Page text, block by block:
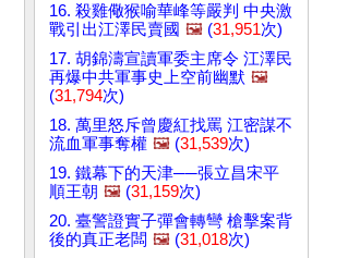
16. 殺雞儆猴喻華峰等嚴判 中央激
戰引出江澤民賣國 🖼️ (31,951次)
17. 胡錦濤宣讀軍委主席令 江澤民
再爆中共軍事史上空前幽默 🖼️
(31,794次)
18. 萬里怒斥曾慶紅找罵 江密謀不
流血軍事奪權 🖼️ (31,539次)
19. 鐵幕下的天津──張立昌宋平
順王朝 🖼️ (31,159次)
20. 臺警證實子彈會轉彎 槍擊案背
後的真正老闆 🖼️ (31,018次)